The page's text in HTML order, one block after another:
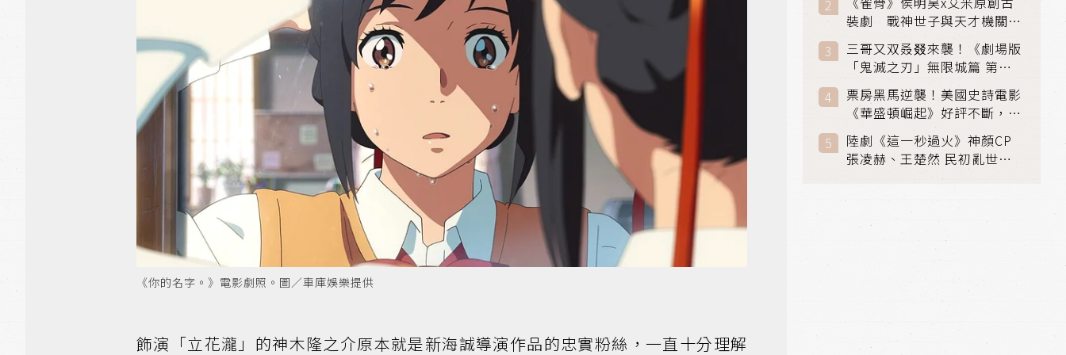
《你的名字。》電影劇照。圖／車庫娛樂提供
飾演「立花瀧」的神木隆之介原本就是新海誠導演作品的忠實粉絲，一直十分理解
裝劇 戰神世子與天才機關師
聯手攻克身世之謎
三哥又双叒叕來襲！《劇場版
「鬼滅之刃」無限城篇 第一
章》 七月首登串流平台
票房黑馬逆襲！美國史詩電影
《華盛頓崛起》好評不斷，輾
壓《玩具總動員5》、《超少
女》
陸劇《這一秒過火》神顏CP
張凌赫、王楚然 民初亂世、